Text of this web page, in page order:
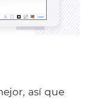
así que